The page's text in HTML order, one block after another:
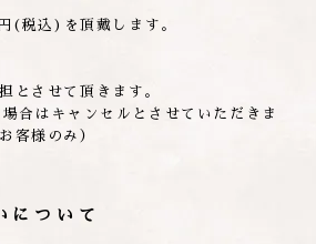
(税込)を頂戴します。
とさせて頂きます。
合はキャンセルとさせていただきま
客様のみ）
について